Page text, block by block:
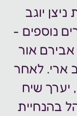
ניצן יוגב
נוספים -
אור
ארי. לאחר
יערך שיח
בהנחיית